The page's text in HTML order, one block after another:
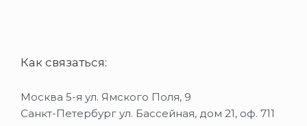
Как связаться:
Москва 5-я ул. Ямского Поля, 9
Санкт-Петербург ул. Бассейная, дом 21, оф. 711